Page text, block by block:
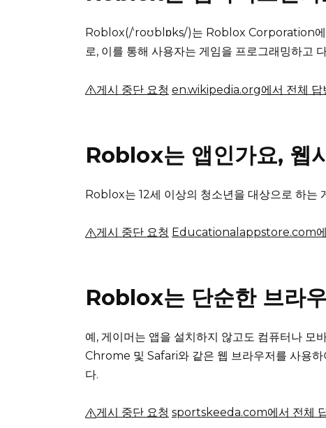
Roblox(/ˈroʊblɒks/)는 Roblox Corporation에
로, 이를 통해 사용자는 게임을 프로그래밍하고
게시 중단 요청 en.wikipedia.org에서 전체 답
Roblox는 앱인가요, 웹
Roblox는 12세 이상의 청소년을 대상으로 하는
게시 중단 요청 Educationalappstore.com에
Roblox는 단순한 브라
예, 게이머는 앱을 설치하지 않고도 컴퓨터나
Chrome 및 Safari와 같은 웹 브라우저를 사용
다.
게시 중단 요청 sportskeeda.com에서 전체